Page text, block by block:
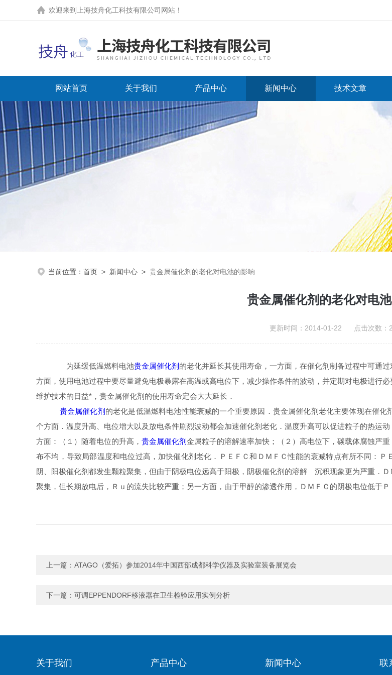
欢迎来到上海技舟化工科技有限公司网站！
网站首页 关于我们 产品中心 新闻中心 技术文章
当前位置： 首页 > 新闻中心 > 贵金属催化剂的老化对电池的影响
贵金属催化剂的老化对电
更新时间：2014-01-22 点击次数：
为延缓低温燃料电池贵金属催化剂 的老化并延长其使用寿命，一方面，在催化剂制备过程中可通
方面，使用电池过程中要尽量避免电极暴露在高温或高电位下，减少操作条件的波动，并定期对电极进行
维护技术的日益*，贵金属催化剂的使用寿命定会大大延长．
贵金属催化剂 的老化是低温燃料电池性能衰减的一个重要原因．贵金属催化剂老化主要体现在催
个方面．温度升高、电位增大以及放电条件剧烈波动都会加速催化剂老化．温度升高可以促进粒子的热运
方面：（１）随着电位的升高， 贵金属催化剂金属粒子的溶解速率加快；（２）高电位下，碳载体腐蚀严
布不均，导致局部温度和电位过高，加快催化剂老化．ＰＥＦＣ和ＤＭＦＣ性能的衰减特点有所不同：
阴、阳极催化剂都发生颗粒聚集，但由于阴极电位远高于阳极，阴极催化剂的溶解 沉积现象更为严重．
聚集，但长期放电后，Ｒｕ的流失比较严重；另一方面，由于甲醇的渗透作用，ＤＭＦＣ的阴极电位低于
上一篇： ATAGO（爱拓）参加2014年中国西部成都科学仪器及实验室装备展览会
下一篇： 可调EPPENDORF移液器在卫生检验应用实例分析
关于我们 产品中心 新闻中心 联